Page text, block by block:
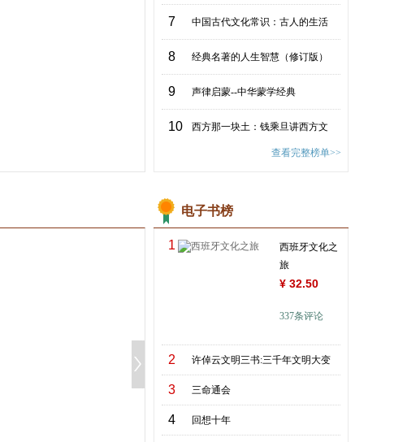
7 中国古代文化常识：古人的生活
8 经典名著的人生智慧（修订版）
9 声律启蒙--中华蒙学经典
10 西方那一块土：钱乘旦讲西方文
查看完整榜单>>
电子书榜
1
西班牙文化之
旅
¥ 32.50
337条评论
2 许倬云文明三书:三千年文明大变
局【史学大家许倬云重磅力作!】
3 三命通会
4 回想十年